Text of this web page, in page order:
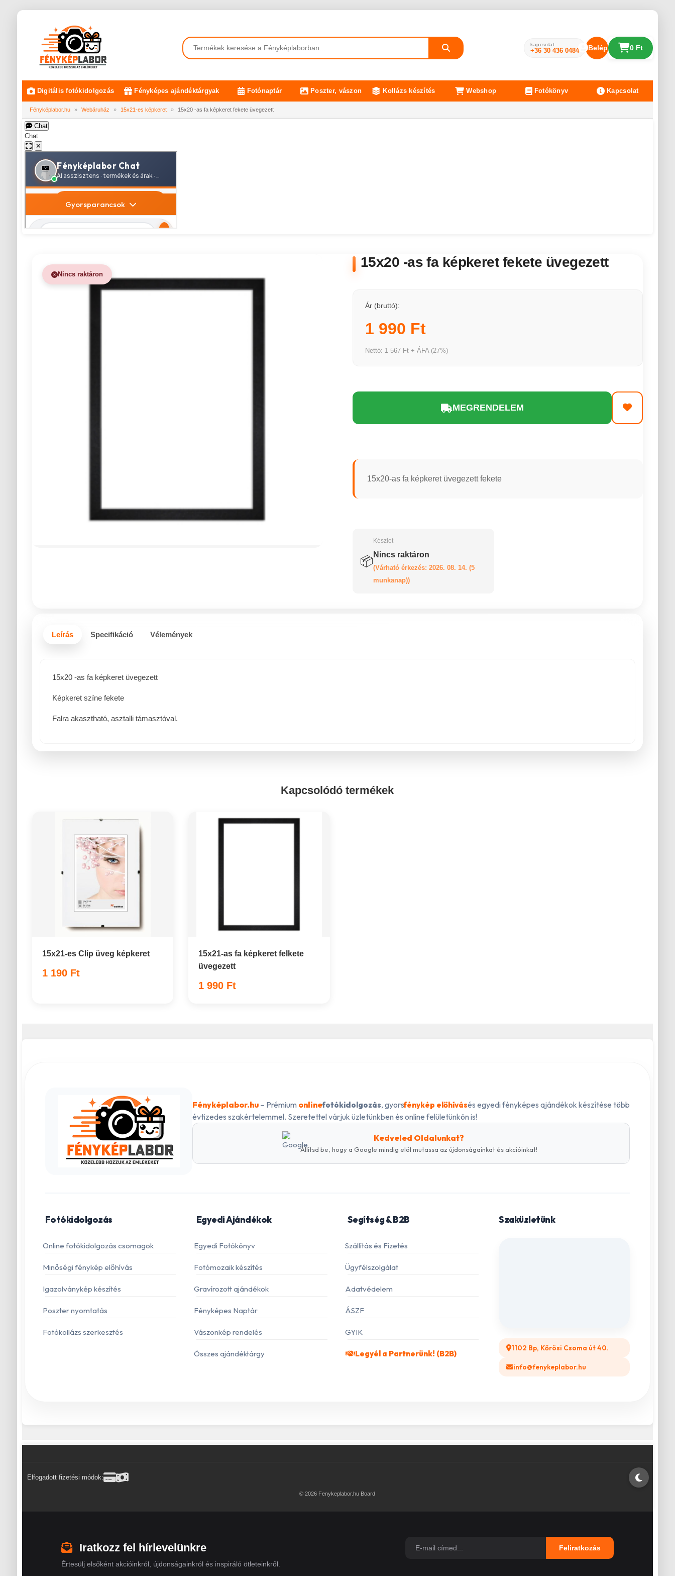
kapcsolat
+36 30 436 0484 Belépés 0 Ft
Digitális fotókidolgozás Fényképes ajándéktárgyak Fotónaptár Poszter, vászon Kollázs készítés Webshop Fotókönyv Kapcsolat
Fényképlabor.hu » Webáruház » 15x21-es képkeret » 15x20 -as fa képkeret fekete üvegezett
Chat
Chat
✕
Nincs raktáron
15x20 -as fa képkeret fekete üvegezett
Ár (bruttó):
1 990 Ft
Nettó: 1 567 Ft + ÁFA (27%)
MEGRENDELEM
15x20-as fa képkeret üvegezett fekete
📦
Készlet
Nincs raktáron
(Várható érkezés: 2026. 08. 14. (5
munkanap))
Leírás Specifikáció Vélemények
15x20 -as fa képkeret üvegezett
Képkeret színe fekete
Falra akasztható, asztalli támasztóval.
Kapcsolódó termékek
15x21-es Clip üveg képkeret
1 190 Ft
15x21-as fa képkeret felkete
üvegezett
1 990 Ft
Fényképlabor.hu– Prémium onlinefotókidolgozás, gyorsfénykép előhívásés egyedi fényképes ajándékok készítése több
évtizedes szakértelemmel. Szeretettel várjuk üzletünkben és online felületünkön is!
Kedveled Oldalunkat?
Állítsd be, hogy a Google mindig elöl mutassa az újdonságainkat és akcióinkat!
Fotókidolgozás
Online fotókidolgozás csomagok
Minőségi fénykép előhívás
Igazolványkép készítés
Poszter nyomtatás
Fotókollázs szerkesztés
Egyedi Ajándékok
Egyedi Fotókönyv
Fotómozaik készítés
Gravírozott ajándékok
Fényképes Naptár
Vászonkép rendelés
Összes ajándéktárgy
Segítség & B2B
Szállítás és Fizetés
Ügyfélszolgálat
Adatvédelem
ÁSZF
GYIK
Legyél a Partnerünk! (B2B)
Szaküzletünk
1102 Bp, Kőrösi Csoma út 40.
info@fenykeplabor.hu
Elfogadott fizetési módok:
© 2026 Fenykeplabor.hu Board
Iratkozz fel hírlevelünkre
Értesülj elsőként akcióinkról, újdonságainkról és inspiráló ötleteinkről.
Feliratkozás